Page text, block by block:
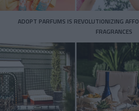
ADOPT PARFUMS IS REVOLUTIONIZING
FRAGRANCES